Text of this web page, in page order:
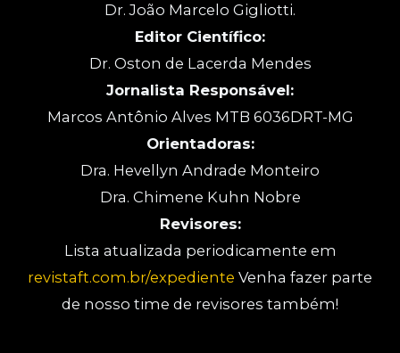
Dr. João Marcelo Gigliotti.
Editor Científico:
Dr. Oston de Lacerda Mendes
Jornalista Responsável:
Marcos Antônio Alves MTB 6036DRT-MG
Orientadoras:
Dra. Hevellyn Andrade Monteiro
Dra. Chimene Kuhn Nobre
Revisores:
Lista atualizada periodicamente em
revistaft.com.br/expediente Venha fazer parte
de nosso time de revisores também!